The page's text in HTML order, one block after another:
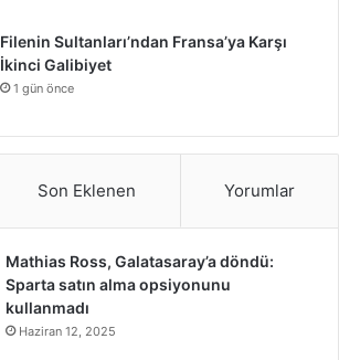
Filenin Sultanları’ndan Fransa’ya Karşı
İkinci Galibiyet
1 gün önce
Son Eklenen Yorumlar
Mathias Ross, Galatasaray’a döndü:
Sparta satın alma opsiyonunu
kullanmadı
Haziran 12, 2025